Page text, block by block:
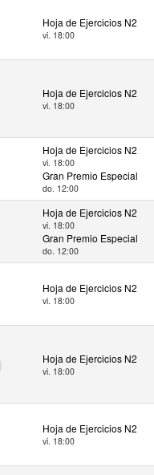
Hoja de Ejercicios N2
vi. 18:00
Hoja de Ejercicios N2
vi. 18:00
Hoja de Ejercicios N2
vi. 18:00
Gran Premio Especial
do. 12:00
Hoja de Ejercicios N2
vi. 18:00
Gran Premio Especial
do. 12:00
Hoja de Ejercicios N2
vi. 18:00
Hoja de Ejercicios N2
vi. 18:00
Hoja de Ejercicios N2
vi. 18:00